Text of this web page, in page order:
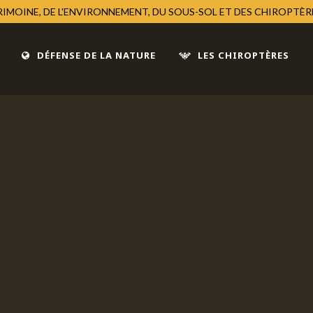
DE L'ENVIRONNEMENT, DU SOUS-SOL ET DES
DÉFENSE DE LA NATURE LES CHIROPTÈRES